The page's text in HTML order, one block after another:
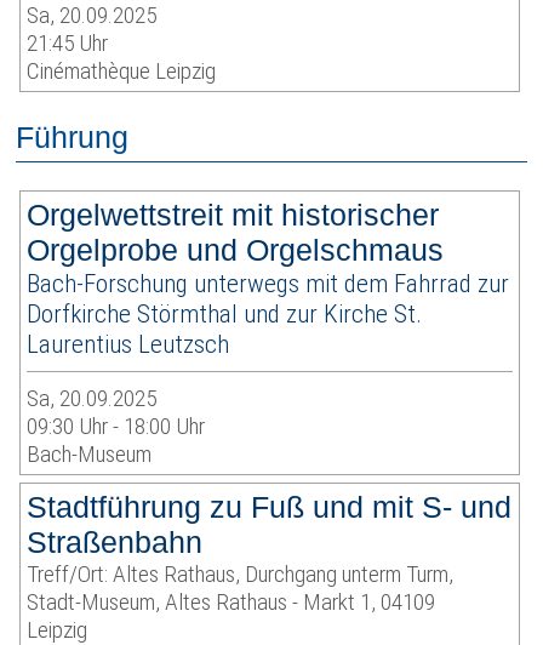
Sa, 20.09.2025
21:45 Uhr
Cinémathèque Leipzig
Führung
Orgelwettstreit mit historischer
Orgelprobe und Orgelschmaus
Bach-Forschung unterwegs mit dem Fahrrad zur
Dorfkirche Störmthal und zur Kirche St.
Laurentius Leutzsch
Sa, 20.09.2025
09:30 Uhr - 18:00 Uhr
Bach-Museum
Stadtführung zu Fuß und mit S- und
Straßenbahn
Treff/Ort: Altes Rathaus, Durchgang unterm Turm,
Stadt-Museum, Altes Rathaus - Markt 1, 04109
Leipzig